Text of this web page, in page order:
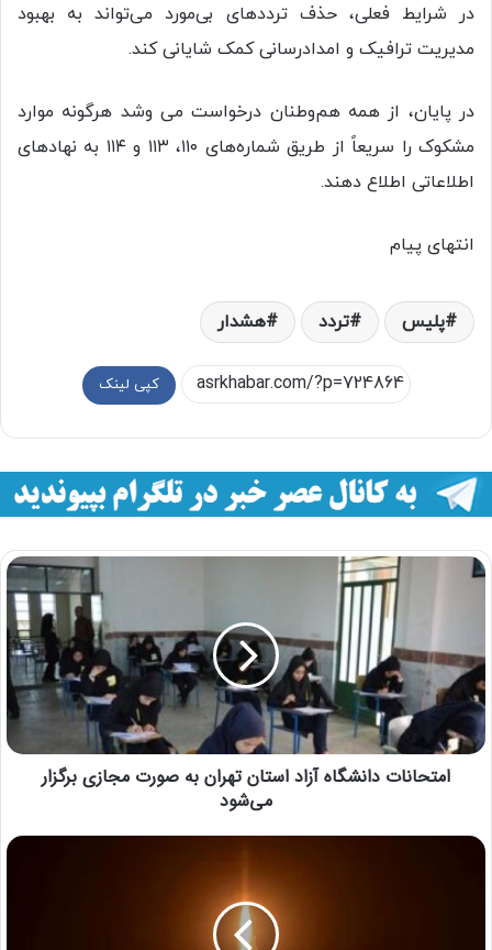
در شرایط فعلی، حذف ترددهای بی‌مورد می‌تواند به بهبود
مدیریت ترافیک و امدادرسانی کمک شایانی کند.
در پایان، از همه هم‌وطنان درخواست می وشد هرگونه موارد
مشکوک را سریعاً از طریق شماره‌های ۱۱۰، ۱۱۳ و ۱۱۴ به نهادهای
اطلاعاتی اطلاع دهند.
انتهای پیام
پلیس تردد هشدار
کپی لینک
امتحانات دانشگاه آزاد استان تهران به صورت مجازی برگزار
می‌شود